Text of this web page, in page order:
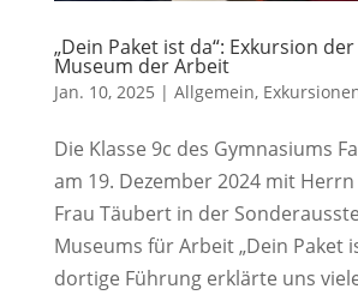
„Dein Paket ist da“: Exkursion
Museum der Arbeit
Jan. 10, 2025 | Allgemein,
Die Klasse 9c des Gymnasiums
am 19. Dezember 2024 mit
Frau Täubert in der
Museums für Arbeit „Dein Paket
dortige Führung erklärte uns